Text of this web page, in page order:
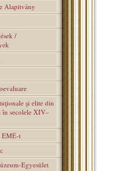
Alapitvány
/
şi elite din
în secolele XIV–
EMÉ-t
Egyesület